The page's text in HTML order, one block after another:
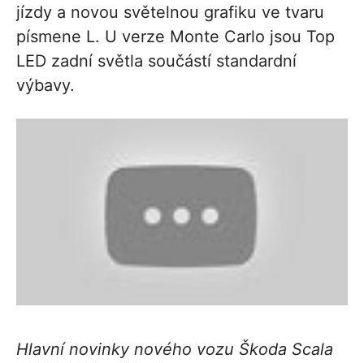
jízdy a novou světelnou grafiku ve tvaru
písmene L. U verze Monte Carlo jsou Top
LED zadní světla součástí standardní
výbavy.
Hlavní novinky nového vozu Škoda Scala